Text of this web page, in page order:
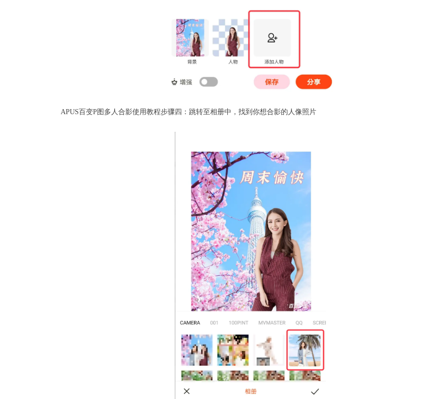
APUS百变P图多人合影使用教程步骤四：跳转至相册中，找到你想合影的人像照片